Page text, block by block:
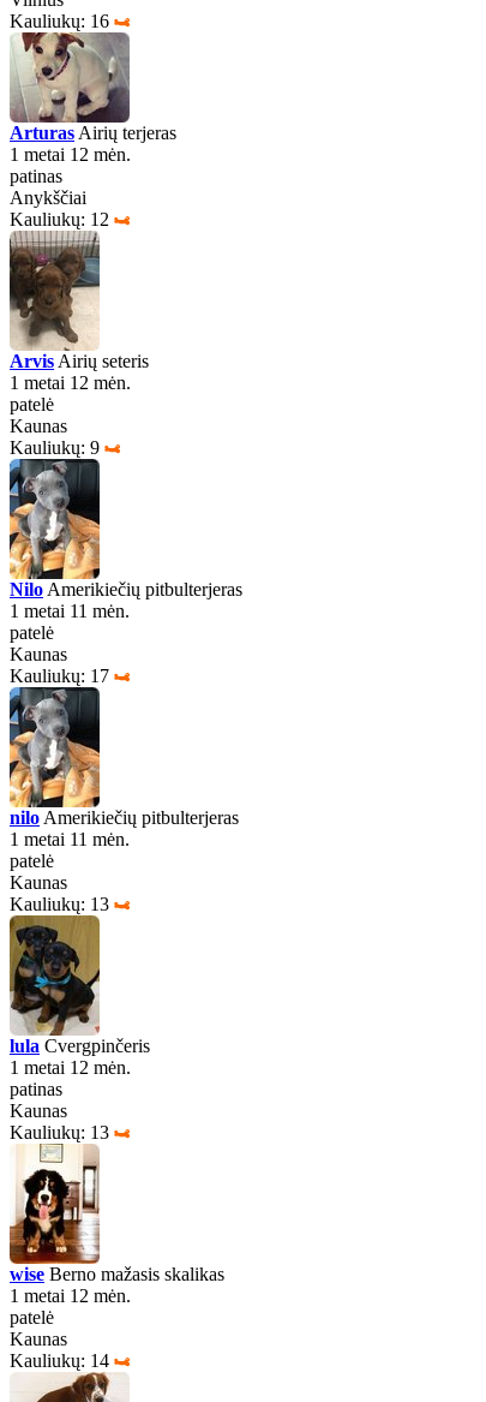
Kauliukų: 16
Arturas Airių terjeras
1 metai 12 mėn.
patinas
Anykščiai
Kauliukų: 12
Arvis Airių seteris
1 metai 12 mėn.
patelė
Kaunas
Kauliukų: 9
Nilo Amerikiečių pitbulterjeras
1 metai 11 mėn.
patelė
Kaunas
Kauliukų: 17
nilo Amerikiečių pitbulterjeras
1 metai 11 mėn.
patelė
Kaunas
Kauliukų: 13
lula Cvergpinčeris
1 metai 12 mėn.
patinas
Kaunas
Kauliukų: 13
wise Berno mažasis skalikas
1 metai 12 mėn.
patelė
Kaunas
Kauliukų: 14